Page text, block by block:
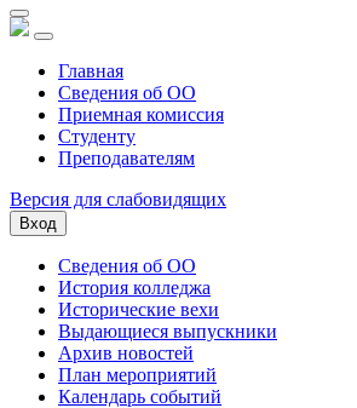
Главная
Сведения об ОО
Приемная комиссия
Студенту
Преподавателям
Версия для слабовидящих
Вход
Сведения об ОО
История колледжа
Исторические вехи
Выдающиеся выпускники
Архив новостей
План мероприятий
Календарь событий